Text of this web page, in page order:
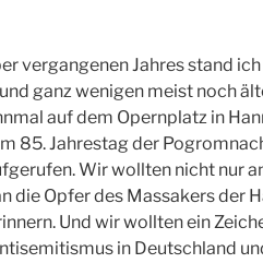
vergangenen Jahres stand
ganz wenigen meist noch
auf dem Opernplatz in
85. Jahrestag der
Wir wollten nicht nur
die Opfer des Massakers der
Und wir wollten ein
in Deutschland